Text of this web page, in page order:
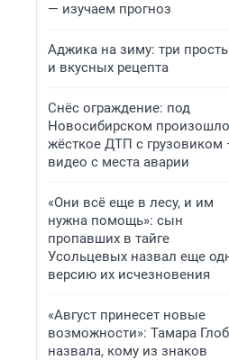
— изучаем прогноз
Аджика на зиму: три
и вкусных рецепта
Снёс ограждение: под
Новосибирском произошло
жёсткое ДТП с грузовиком
видео с места аварии
«Они всё еще в лесу, и им
нужна помощь»: сын
пропавших в тайге
Усольцевых назвал еще
версию их исчезновения
«Август принесет новые
возможности»: Тамара
назвала, кому из знаков